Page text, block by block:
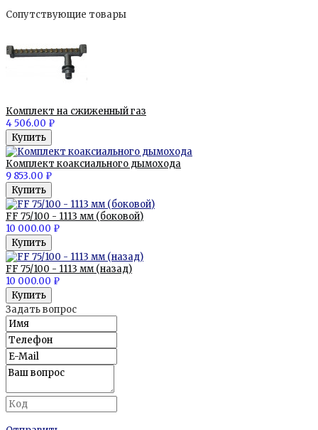
Сопутствующие товары
Комплект на сжиженный газ
4 506.00 ₽
Комплект коаксиального дымохода
9 853.00 ₽
FF 75/100 - 1113 мм (боковой)
10 000.00 ₽
FF 75/100 - 1113 мм (назад)
10 000.00 ₽
Задать вопрос